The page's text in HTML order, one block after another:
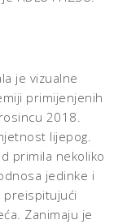
je vizualne
primijenjenih
2018.
lijepog.
primila nekoliko
jedinke i
preispitujući
Zanimaju je